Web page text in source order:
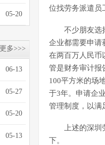
05-20
更多>>>
06-13
05-27
05-20
05-13
位找劳务派遣员
不少朋友选
企业都需要申请
在两百万人民币
管是财务审计报
100平方米的场
于3年。申请企
管理制度，以满
上述的深
下。